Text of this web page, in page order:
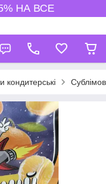
НА ВСЕ
кондитерські